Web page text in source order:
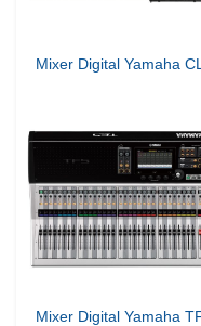
Mixer Digital Yamaha
Mixer Digital Yamaha